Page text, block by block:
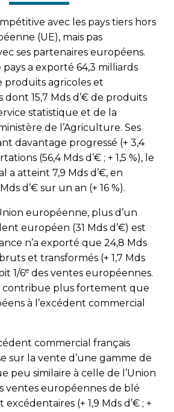
avec les pays tiers hors
(UE), mais pas
ses partenaires européens.
pays a exporté 64,3 milliards
produits agricoles et
15,7 Mds d’€ de produits
statistique et de la
de l’Agriculture. Ses
davantage progressé (+ 3,4
(56,4 Mds d’€ ; + 1,5 %), le
a atteint 7,9 Mds d’€, en
d’€ sur un an (+ 16 %).
européenne, plus d’un
européen (31 Mds d’€) est
n’a exporté que 24,8 Mds
et transformés (+ 1,7 Mds
1/6e des ventes européennes.
contribue plus fortement que
à l’excédent commercial
commercial français
sur la vente d’une gamme de
peu similaire à celle de l’Union
ventes européennes de blé
(+ 1,9 Mds d’€ ; +